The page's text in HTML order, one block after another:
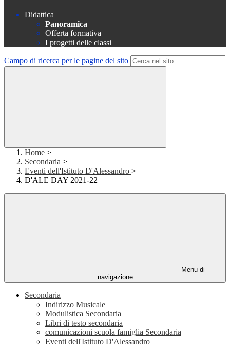
Didattica
Panoramica
Offerta formativa
I progetti delle classi
Campo di ricerca per le pagine del sito
Home >
Secondaria >
Eventi dell'Istituto D'Alessandro >
D'ALE DAY 2021-22
Menu di
navigazione
Secondaria
Indirizzo Musicale
Modulistica Secondaria
Libri di testo secondaria
comunicazioni scuola famiglia Secondaria
Eventi dell'Istituto D'Alessandro